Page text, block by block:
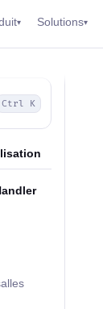
▾ Solutions▾
Ctrl K